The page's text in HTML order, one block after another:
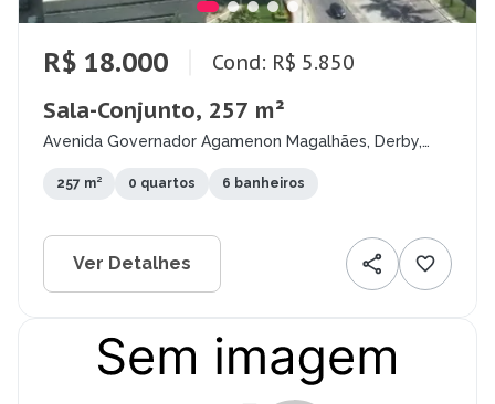
R$ 18.000 Cond: R$ 5.850
Sala-Conjunto, 257 m²
Avenida Governador Agamenon Magalhães, Derby,
257 m² 0 quartos 6 banheiros
Ver Detalhes